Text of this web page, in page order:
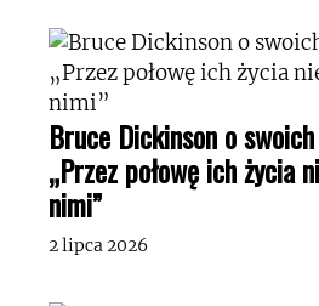
Bruce Dickinson o
„Przez połowę ich życia
nimi”
2 lipca 2026